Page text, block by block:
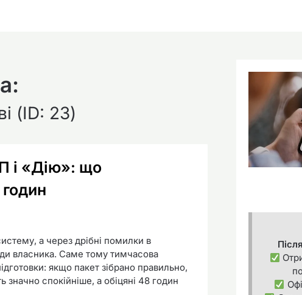
(ID: 23)
і «Дію»: що
а через дрібні помилки в
власника. Саме тому тимчасова
якщо пакет зібрано правильно,
спокійніше, а обіцяні 48 годин